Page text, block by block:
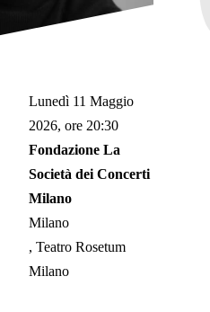
Lunedì 11 Maggio
2026, ore 20:30
Fondazione La
Società dei Concerti
Milano
Milano
Teatro Rosetum
Milano